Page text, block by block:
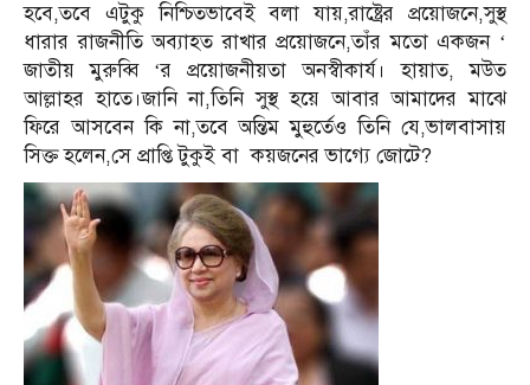
হবে,তবে এটুকু নিশ্চিতভাবেই বলা যায়,রাষ্ট্রের প্রয়োজনে,সুস্থ
ধারার রাজনীতি অব্যাহত রাখার প্রয়োজনে,তাঁর মতো একজন ‘
জাতীয় মুরুব্বি ‘র প্রয়োজনীয়তা অনস্বীকার্য। হায়াত, মউত
আল্লাহর হাতে।জানি না,তিনি সুস্থ হয়ে আবার আমাদের মাঝে
ফিরে আসবেন কি না,তবে অন্তিম মুহুর্তেও তিনি যে,ভালবাসায়
সিক্ত হলেন,সে প্রাপ্তি টুকুই বা কয়জনের ভাগ্যে জোটে?